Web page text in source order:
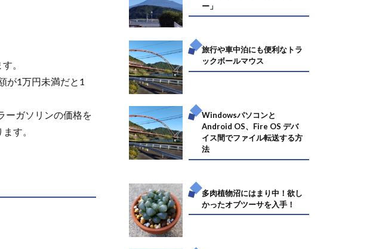
。
が1万円未満だと1
ーガソリンの価格を
す。
ー」
旅行や車中泊にも便利なトラ
ックボールマウス
Windowsパソコンと
Android OS、Fire OS デバ
イス間でファイル転送する方
法
多肉植物沼にはまり中！欲し
かったオブツーサを入手！